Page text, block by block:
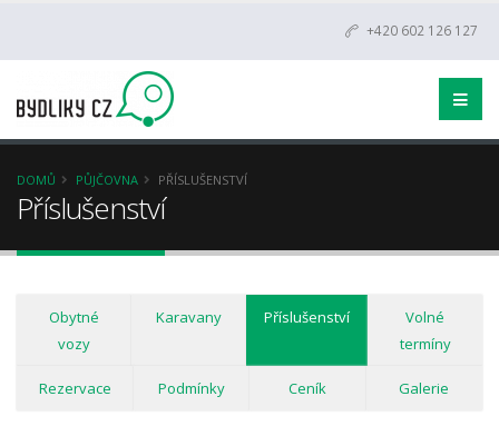
+420 602 126 127
DOMŮ PŮJČOVNA PŘÍSLUŠENSTVÍ
Příslušenství
Obytné
vozy
Karavany Příslušenství
Volné
termíny
Rezervace Podmínky Ceník Galerie